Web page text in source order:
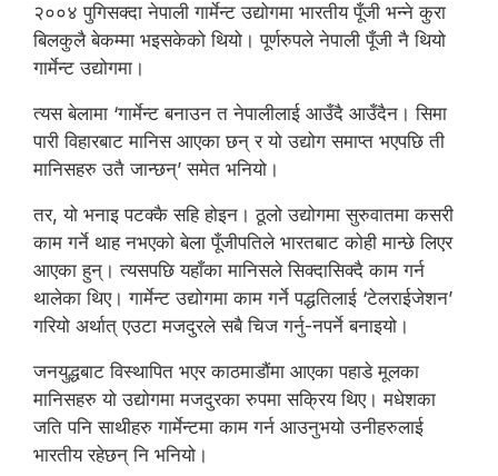
२००४ पुगिसक्दा नेपाली गार्मेन्ट उद्योगमा भारतीय पूँजी भन्ने कुरा
बिलकुलै बेकम्मा भइसकेको थियो। पूर्णरुपले नेपाली पूँजी नै थियो
गार्मेन्ट उद्योगमा।
त्यस बेलामा ‘गार्मेन्ट बनाउन त नेपालीलाई आउँदै आउँदैन। सिमा
पारी विहारबाट मानिस आएका छन् र यो उद्योग समाप्त भएपछि ती
मानिसहरु उतै जान्छन्’ समेत भनियो।
तर, यो भनाइ पटक्कै सहि होइन। ठूलो उद्योगमा सुरुवातमा कसरी
काम गर्ने थाह नभएको बेला पूँजीपतिले भारतबाट कोही मान्छे लिएर
आएका हुन्। त्यसपछि यहाँका मानिसले सिक्दासिक्दै काम गर्न
थालेका थिए। गार्मेन्ट उद्योगमा काम गर्ने पद्धतिलाई ‘टेलराईजेशन’
गरियो अर्थात् एउटा मजदुरले सबै चिज गर्नु-नपर्ने बनाइयो।
जनयुद्धबाट विस्थापित भएर काठमाडौंमा आएका पहाडे मूलका
मानिसहरु यो उद्योगमा मजदुरका रुपमा सक्रिय थिए। मधेशका
जति पनि साथीहरु गार्मेन्टमा काम गर्न आउनुभयो उनीहरुलाई
भारतीय रहेछन् नि भनियो।